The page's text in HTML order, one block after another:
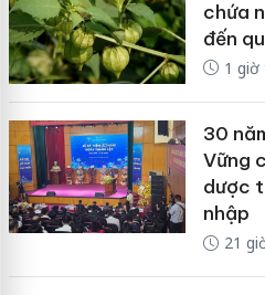
chứa
đến
1
30
Vững
dược
nhập
21